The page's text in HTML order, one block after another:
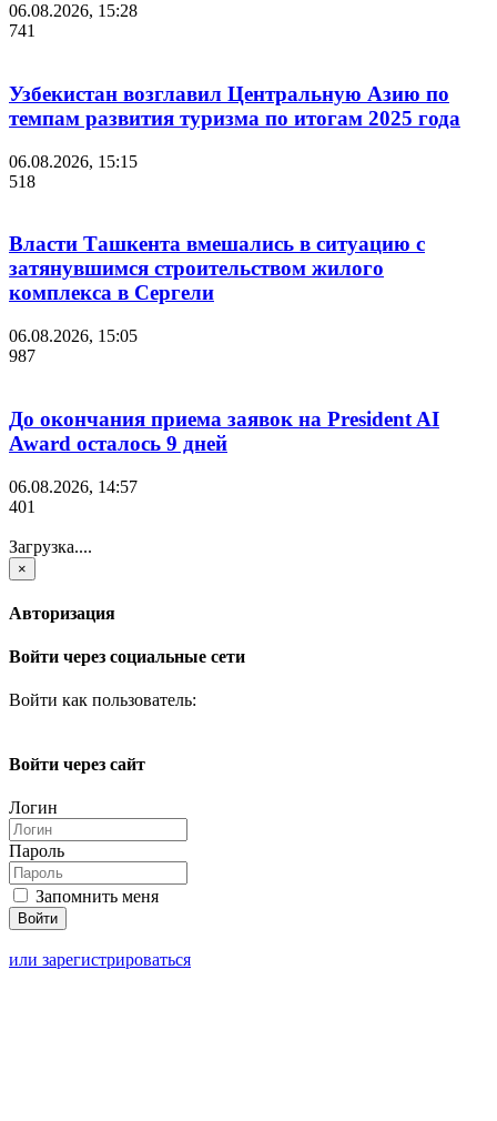
06.08.2026, 15:28
741
Узбекистан возглавил Центральную Азию по
темпам развития туризма по итогам 2025 года
06.08.2026, 15:15
518
Власти Ташкента вмешались в ситуацию с
затянувшимся строительством жилого
комплекса в Сергели
06.08.2026, 15:05
987
До окончания приема заявок на President AI
Award осталось 9 дней
06.08.2026, 14:57
401
Загрузка....
×
Авторизация
Войти через социальные сети
Войти как пользователь:
Войти через сайт
Логин
Пароль
Запомнить меня
или зарегистрироваться